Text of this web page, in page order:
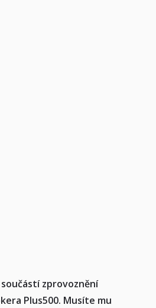
zprovoznění
Plus500. Musíte mu